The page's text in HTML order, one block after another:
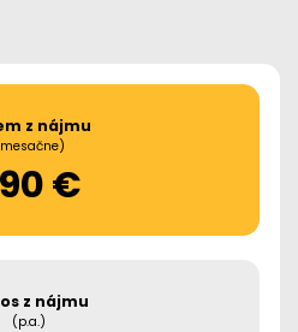
z nájmu
€
z nájmu
(p.a.)